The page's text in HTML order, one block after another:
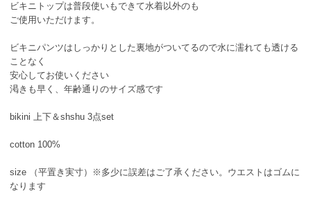
ビキニトップは普段使いもできて水着以外のも
ご使用いただけます。
ビキニパンツはしっかりとした裏地がついてるので水に濡れても透ける
ことなく
安心してお使いください
渇きも早く、年齢通りのサイズ感です
bikini 上下＆shshu 3点set
cotton 100%
size （平置き実寸）※多少に誤差はご了承ください。ウエストはゴムに
なります